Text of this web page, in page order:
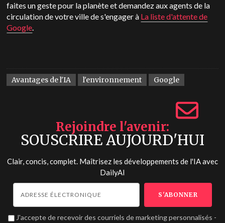
faites un geste pour la planète et demandez aux agents de la
circulation de votre ville de s'engager à La liste d'attente de
Google.
Avantages de l'IA l'environnement Google
Rejoindre l'avenir
SOUSCRIRE AUJOURD'HUI
Clair, concis, complet. Maîtrisez les développements de l'IA avec
DailyAI
J'accepte de recevoir des courriels de marketing personnalisés -